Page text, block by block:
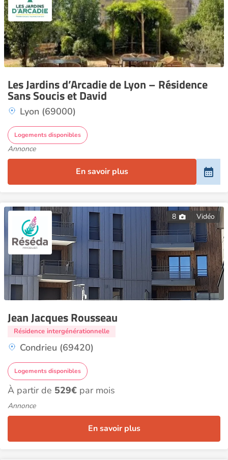
Les Jardins d’Arcadie de Lyon – Résidence
Sans Soucis et David
Lyon (69000)
Logements disponibles
Annonce
En savoir plus
8 Vidéo
Jean Jacques Rousseau
Résidence intergénérationnelle
Condrieu (69420)
Logements disponibles
À partir de 529€ par mois
Annonce
En savoir plus